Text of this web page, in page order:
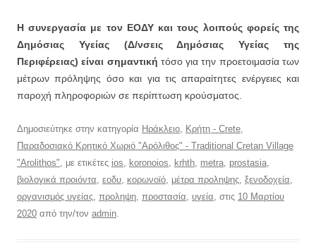
Η συνεργασία με τον ΕΟΔΥ και τους λοιπούς φορείς της
Δημόσιας Υγείας (Δ/νσεις Δημόσιας Υγείας της
Περιφέρειας) είναι σημαντική τόσο για την προετοιμασία των
μέτρων πρόληψης όσο και για τις απαραίτητες ενέργειες και
παροχή πληροφοριών σε περίπτωση κρούσματος.
Δημοσιεύτηκε στην κατηγορία Ηράκλειο Κρήτη - Crete
Παραδοσιακό Κρητικό Χωριό "Αρόλιθος" - Traditional Cretan Village
"Arolithos" , με ετικέτες ios koronoios krhth metra prostasia
βιολογικά προιόντα εοδυ κορωνοϊό μέτρα προληψης ξενοδοχεία
οργανισμός υγείας προληψη προστασία υγεία , στις 10 Μαρτίου
2020 από την/τον admin